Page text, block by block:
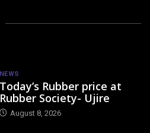
NEWS
Today’s Rubber price at
Rubber Society- Ujire
August 8, 2026